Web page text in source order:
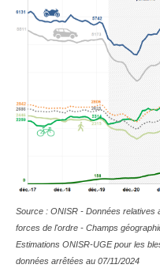
Source : ONISR - Données
forces de l'ordre - Champs
Estimations ONISR-UGE pour les
données arrêtées au 07/11/2024